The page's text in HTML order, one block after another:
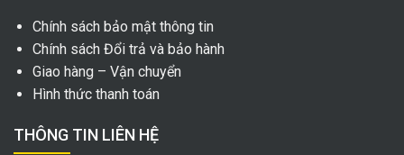
Chính sách bảo mật thông tin
Chính sách Đổi trả và bảo hành
Giao hàng – Vận chuyển
Hình thức thanh toán
THÔNG TIN LIÊN HỆ